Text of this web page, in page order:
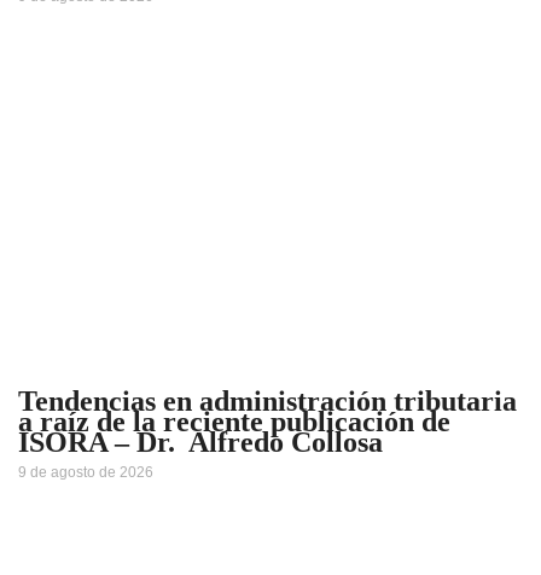
Tendencias en administración tributaria
a raíz de la reciente publicación de
ISORA – Dr. Alfredo Collosa
9 de agosto de 2026